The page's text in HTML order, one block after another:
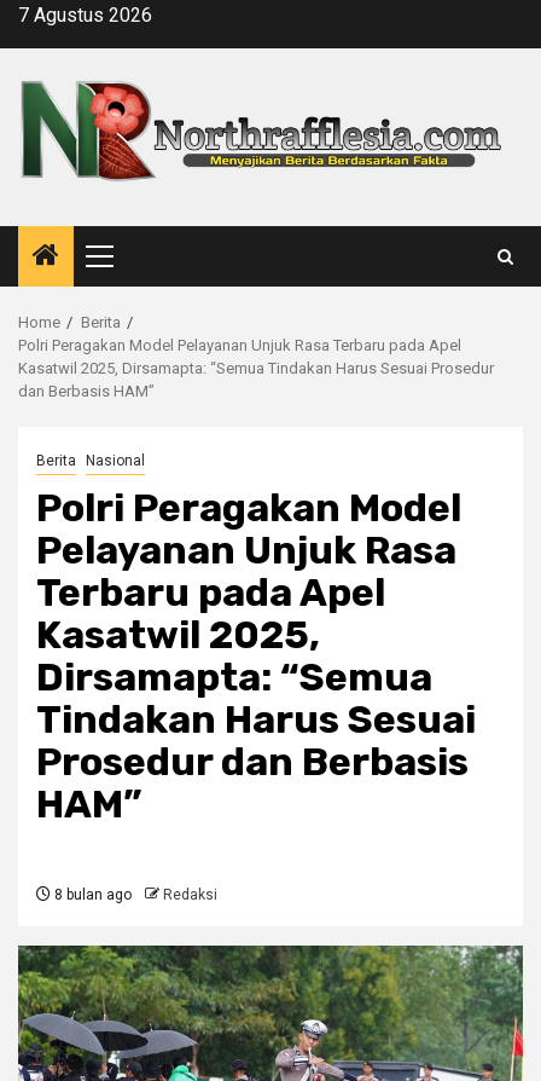
Skip7 Agustus 2026
Primary
Menu
Home
Berita
Polri Peragakan Model Pelayanan Unjuk Rasa Terbaru pada Apel
Kasatwil 2025, Dirsamapta: “Semua Tindakan Harus Sesuai Prosedur
dan Berbasis HAM”
Berita Nasional
Polri Peragakan Model
Pelayanan Unjuk Rasa
Terbaru pada Apel
Kasatwil 2025,
Dirsamapta: “Semua
Tindakan Harus Sesuai
Prosedur dan Berbasis
HAM”
8 bulan ago Redaksi